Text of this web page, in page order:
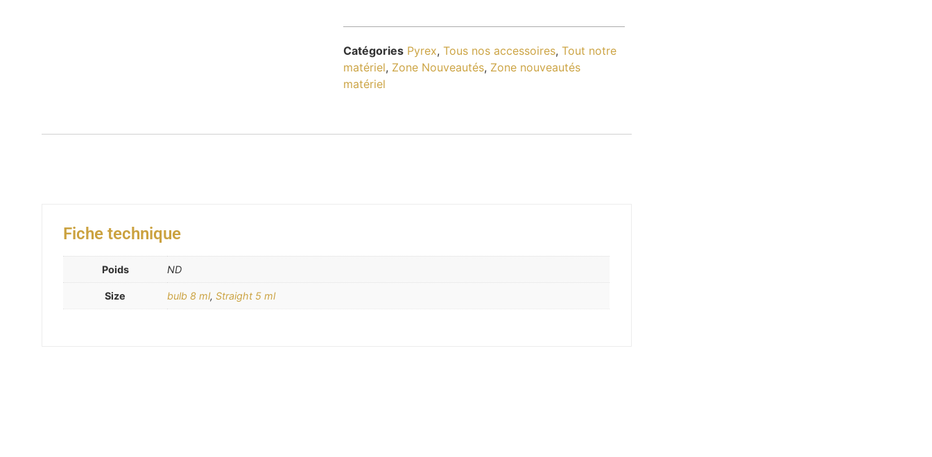
Catégories Pyrex,Tous nos accessoires,Tout notre
matériel, Zone Nouveautés, Zone nouveautés
matériel
Fiche technique
Poids ND
Size bulb 8 ml, Straight 5 ml